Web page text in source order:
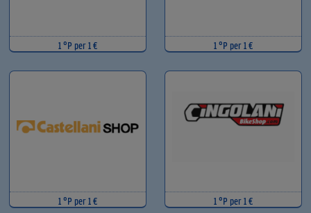
1 °P per 1 € 1 °P per 1 €
1 °P per 1 € 1 °P per 1 €